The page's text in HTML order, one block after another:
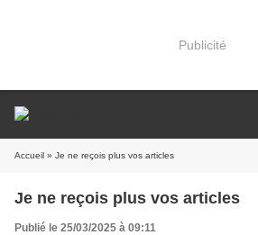
Publicité
Accueil » Je ne reçois plus vos articles
Je ne reçois plus vos articles
Publié le 25/03/2025 à 09:11